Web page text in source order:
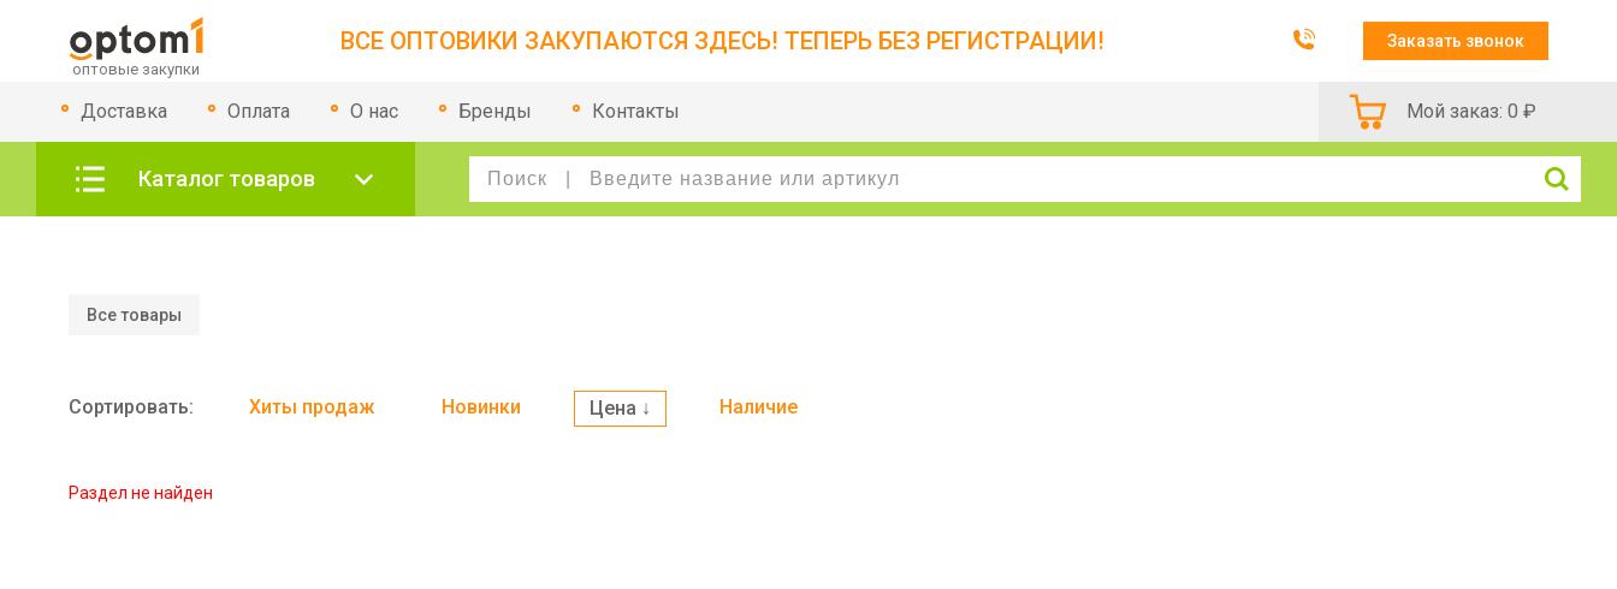
ВСЕ ОПТОВИКИ ЗАКУПАЮТСЯ ЗДЕСЬ! ТЕПЕРЬ БЕЗ РЕГИСТРАЦИИ! Заказать звонок
Доставка Оплата О нас Бренды Контакты Мой заказ: 0 ₽
Каталог товаров
Все товары
Сортировать: Хиты продаж Новинки Цена ↓ Наличие
Раздел не найден